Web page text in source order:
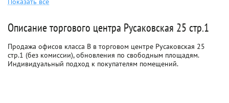
Описание торгового центра Русаковская 25 стр.1
Продажа офисов класса B в торговом центре Русаковская 25
стр.1 (без комиссии), обновления по свободным площадям.
Индивидуальный подход к покупателям помещений.